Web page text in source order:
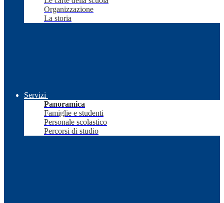
Organizzazione
La storia
Servizi
Panoramica
Famiglie e studenti
Personale scolastico
Percorsi di studio